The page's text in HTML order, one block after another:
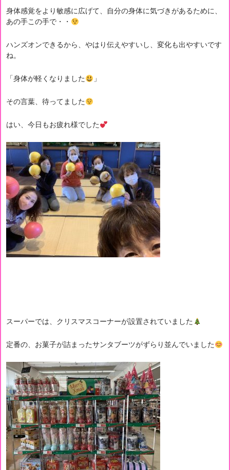
身体感覚をより敏感に広げて、自分の身体に気づきがあるために、
あの手この手で・・
ハンズオンできるから、やはり伝えやすいし、変化も出やすいです
ね。
「身体が軽くなりました 」
その言葉、待ってました
はい、今日もお疲れ様でした
スーパーでは、クリスマスコーナーが設置されていました
定番の、お菓子が詰まったサンタブーツがずらり並んでいました